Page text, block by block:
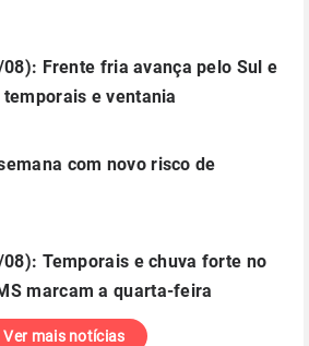
Frente fria avança pelo Sul e
e ventania
com novo risco de
Temporais e chuva forte no
marcam a quarta-feira
Ver mais notícias